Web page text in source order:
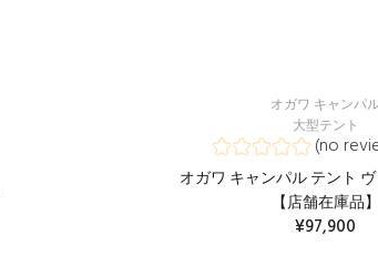
オガワ キャンパ
大型テント
(no
オガワ キャンパル テント
【店舗在庫品】
¥97,900